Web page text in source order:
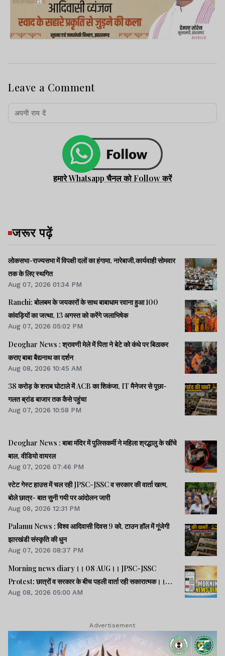
Leave a Comment
हमारे Whatsapp चैनल को Follow करें
जरूर पढ़ें
लोकसभा-राज्यसभा में विपक्षी दलों का हंगामा, नारेबाजी,कार्यवाही सोमवार
तक के लिए स्थगित
Aug 07, 2026 01:34 PM
Ranchi: बोलबम के जयकारों के साथ बाबाधाम रवाना हुआ 100
कांवड़ियों का जत्था, 13 अगस्त को करेंगे जलाभिषेक
Aug 07, 2026 05:02 PM
Deoghar News : श्रावणी मेले में पिता ने बेटे को कंधे पर बिठाकर
कराए बाबा बैद्यनाथ का दर्शन
Aug 08, 2026 10:45 AM
38 करोड़ के शराब घोटाले में ACB का शिकंजा, IT मैनेजर से पूछा-
गलत ब्रांड बाजार तक कैसे पहुंचा
Aug 07, 2026 10:58 PM
Deoghar News : बाबा मंदिर में पुलिसकर्मी ने महिला श्रद्धालु के खींचे
बाल, वीडियो वायरल
Aug 07, 2026 07:46 PM
स्टेट गेस्ट हाउस में चल रही JPSC-JSSC व सरकार की वार्ता खत्म,
बोले छात्र- बात सुनी गयी पर आंदोलन जारी
Aug 08, 2026 12:31 PM
Palamu News : विश्व आदिवासी दिवस 9 को, टाउन हॉल में गूंजेगी
झारखंडी संस्कृति की धुन
Aug 07, 2026 08:37 PM
Morning news diary।। 08 AUG।। JPSC-JSSC
Protest: छात्रों व सरकार के बीच पहली वार्ता रही सकारात्मक।।
साइबर क्राइम मामलों की जांच में झारखंड पुलिस फिसड्डी।।संसद में
Aug 08, 2026 05:00 AM
Advertisement